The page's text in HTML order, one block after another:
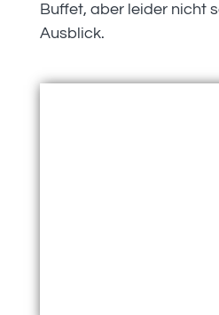
Buffet, aber leider nicht
Ausblick.